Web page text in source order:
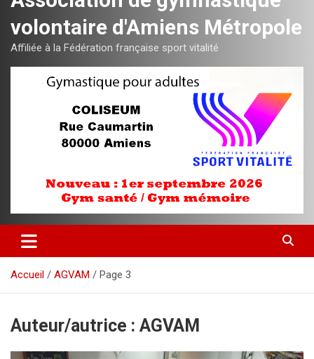
volontaire d'Amiens Métropole
Affiliée à la Fédération française sport vitalité
Accueil AGVAM Page 3
Auteur/autrice : AGVAM